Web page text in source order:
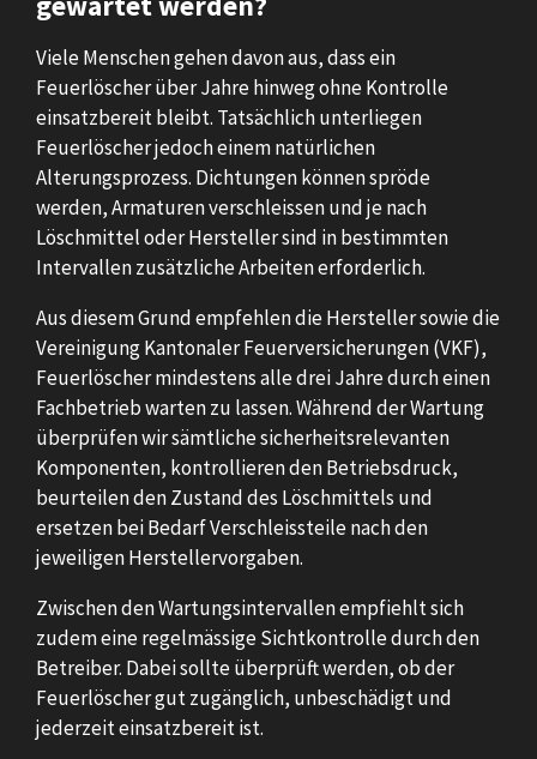
Viele Menschen gehen davon aus, dass ein
Feuerlöscher über Jahre hinweg ohne Kontrolle
einsatzbereit bleibt. Tatsächlich unterliegen
Feuerlöscher jedoch einem natürlichen
Alterungsprozess. Dichtungen können spröde
werden, Armaturen verschleissen und je nach
Löschmittel oder Hersteller sind in bestimmten
Intervallen zusätzliche Arbeiten erforderlich.
Aus diesem Grund empfehlen die Hersteller sowie die
Vereinigung Kantonaler Feuerversicherungen (VKF),
Feuerlöscher mindestens alle drei Jahre durch einen
Fachbetrieb warten zu lassen. Während der Wartung
überprüfen wir sämtliche sicherheitsrelevanten
Komponenten, kontrollieren den Betriebsdruck,
beurteilen den Zustand des Löschmittels und
ersetzen bei Bedarf Verschleissteile nach den
jeweiligen Herstellervorgaben.
Zwischen den Wartungsintervallen empfiehlt sich
zudem eine regelmässige Sichtkontrolle durch den
Betreiber. Dabei sollte überprüft werden, ob der
Feuerlöscher gut zugänglich, unbeschädigt und
jederzeit einsatzbereit ist.